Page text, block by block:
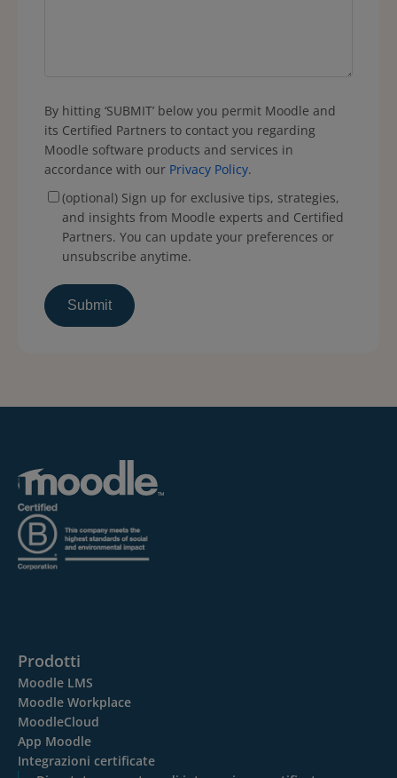
By hitting ‘SUBMIT’ below you permit Moodle and
its Certified Partners to contact you regarding
Moodle software products and services in
accordance with our Privacy Policy.
(optional) Sign up for exclusive tips, strategies,
and insights from Moodle experts and Certified
Partners. You can update your preferences or
unsubscribe anytime.
Prodotti
Moodle LMS
Moodle Workplace
MoodleCloud
App Moodle
Integrazioni certificate